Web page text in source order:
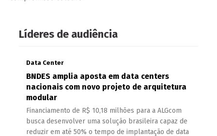
Líderes de audiência
Data Center
BNDES amplia aposta em data centers
nacionais com novo projeto de arquitetura
modular
Financiamento de R$ 10,18 milhões para a ALGcom
busca desenvolver uma solução brasileira capaz de
reduzir em até 50% o tempo de implantação de data